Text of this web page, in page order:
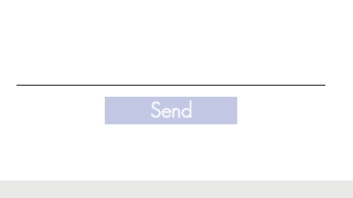
Send